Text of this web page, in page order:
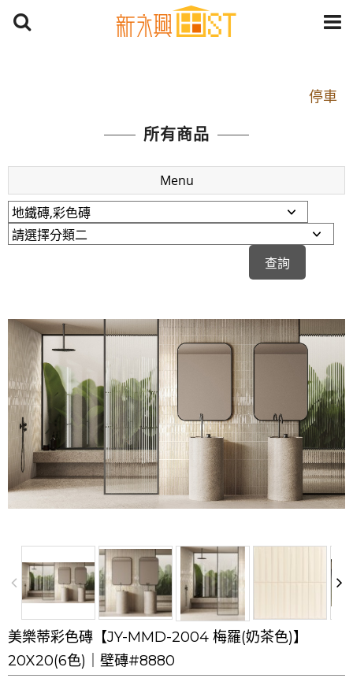
停車
捷運： 中和線【頂溪站 2 號出口】往中山路1段139
原Line已滿 無法加Line好友 請親愛的客戶加入
LINE官方帳號@a0975005573
開車：中山路1段 到永平路路口(樂華夜市口)門口可
停車
捷運： 中和線【頂溪站 2 號出口】往中山路1段139
原Line已滿 無法加Line好友 請親愛的客戶加入
LINE官方帳號@a0975005573
所有商品
Menu
美樂蒂彩色磚【JY-MMD-2004 梅羅(奶茶色)】
20X20(6色)｜壁磚#8880